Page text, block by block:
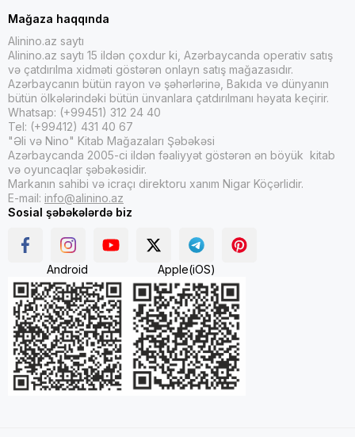
Mağaza haqqında
Alinino.az saytı
Alinino.az saytı 15 ildən çoxdur ki, Azərbaycanda operativ satış
və çatdırılma xidməti göstərən onlayn satış mağazasıdır.
Azərbaycanın bütün rayon və şəhərlərinə, Bakıda və dünyanın
bütün ölkələrindəki bütün ünvanlara çatdırılmanı həyata keçirir.
Whatsap: (+99451) 312 24 40
Tel: (+99412) 431 40 67
"Əli və Nino" Kitab Mağazaları Şəbəkəsi
Azərbaycanda 2005-ci ildən fəaliyyət göstərən ən böyük kitab
və oyuncaqlar şəbəkəsidir.
Markanın sahibi və icraçı direktoru xanım Nigar Köçərlidir.
E-mail: info@alinino.az
Sosial şəbəkələrdə biz
Android Apple(iOS)